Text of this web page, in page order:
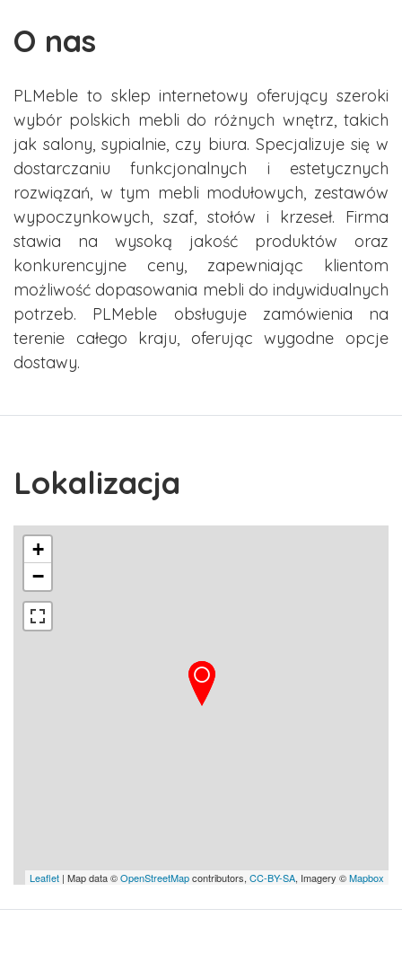
O nas
PLMeble to sklep internetowy oferujący szeroki
wybór polskich mebli do różnych wnętrz, takich
jak salony, sypialnie, czy biura. Specjalizuje się w
dostarczaniu funkcjonalnych i estetycznych
rozwiązań, w tym mebli modułowych, zestawów
wypoczynkowych, szaf, stołów i krzeseł. Firma
stawia na wysoką jakość produktów oraz
konkurencyjne ceny, zapewniając klientom
możliwość dopasowania mebli do indywidualnych
potrzeb. PLMeble obsługuje zamówienia na
terenie całego kraju, oferując wygodne opcje
dostawy.
Lokalizacja
+
−
Leaflet | Map data ©OpenStreetMapcontributors, CC-BY-SA, Imagery ©Mapbox